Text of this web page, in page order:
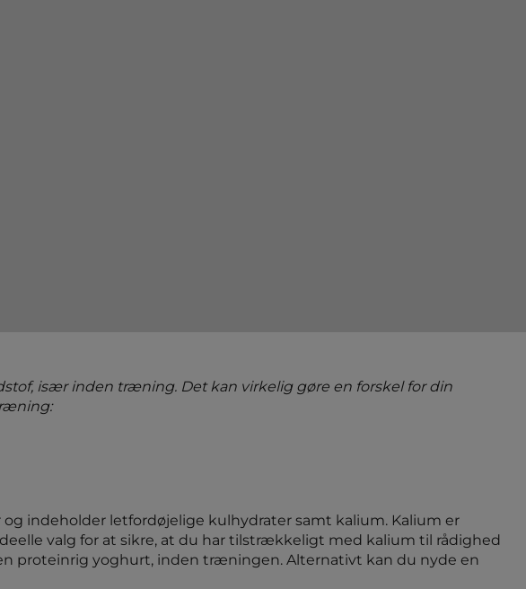
især inden træning. Det kan virkelig gøre en forskel for din
indeholder letfordøjelige kulhydrater samt kalium. Kalium er
valg for at sikre, at du har tilstrækkeligt med kalium til rådighed
proteinrig yoghurt, inden træningen. Alternativt kan du nyde en